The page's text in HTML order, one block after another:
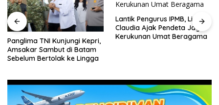
Panglima TNI Kunjungi Kepri,
Amsakar Sambut di Batam
Sebelum Bertolak ke Lingga
Lantik Pengurus IPMB, Li
Claudia Ajak Pendeta Jaga
Kerukunan Umat Beragama